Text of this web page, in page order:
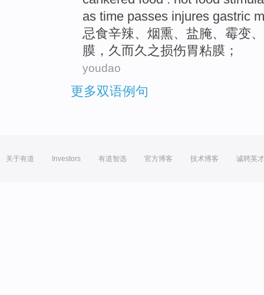
as time passes injures gastric
忌食辛辣、 烟熏、 盐腌、 霉变、
膜 ，久而久之损伤胃粘膜；
youdao
更多双语例句
关于有道 Investors 有道智选 官方博客 技术博客 诚聘英才